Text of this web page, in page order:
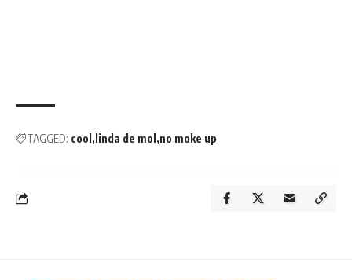
TAGGED: cool linda de mol no moke up